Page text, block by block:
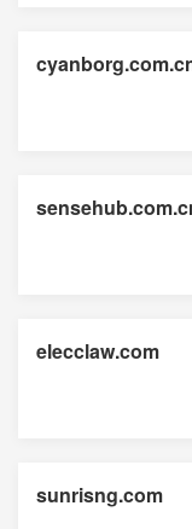
elecclaw.com
sunrisng.com